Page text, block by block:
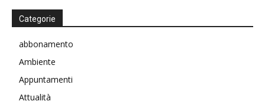
Categorie
abbonamento
Ambiente
Appuntamenti
Attualità